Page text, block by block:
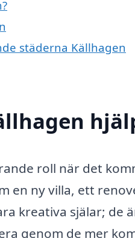
städerna Källhagen
roll när det
en ny villa, ett
kreativa själar; de
genom de mer